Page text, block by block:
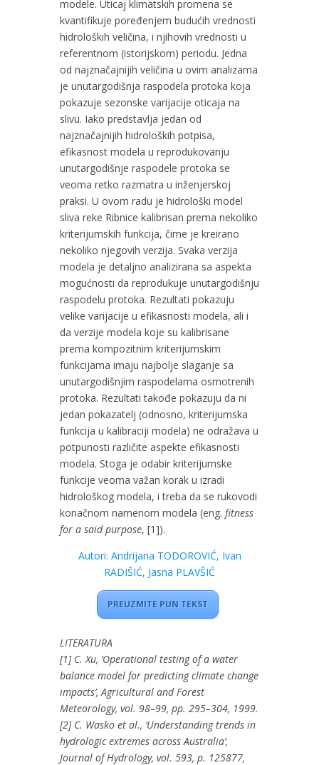
modele. Uticaj klimatskih promena se
kvantifikuje poređenjem budućih vrednosti
hidroloških veličina, i njihovih vrednosti u
referentnom (istorijskom) periodu. Jedna
od najznačajnijih veličina u ovim analizama
je unutargodišnja raspodela protoka koja
pokazuje sezonske varijacije oticaja na
slivu. Iako predstavlja jedan od
najznačajnijih hidroloških potpisa,
efikasnost modela u reprodukovanju
unutargodišnje raspodele protoka se
veoma retko razmatra u inženjerskoj
praksi. U ovom radu je hidrološki model
sliva reke Ribnice kalibrisan prema nekoliko
kriterijumskih funkcija, čime je kreirano
nekoliko njegovih verzija. Svaka verzija
modela je detaljno analizirana sa aspekta
mogućnosti da reprodukuje unutargodišnju
raspodelu protoka. Rezultati pokazuju
velike varijacije u efikasnosti modela, ali i
da verzije modela koje su kalibrisane
prema kompozitnim kriterijumskim
funkcijama imaju najbolje slaganje sa
unutargodišnjim raspodelama osmotrenih
protoka. Rezultati takođe pokazuju da ni
jedan pokazatelj (odnosno, kriterijumska
funkcija u kalibraciji modela) ne odražava u
potpunosti različite aspekte efikasnosti
modela. Stoga je odabir kriterijumske
funkcije veoma važan korak u izradi
hidrološkog modela, i treba da se rukovodi
konačnom namenom modela (eng. fitness
for a said purpose, [1]).
Autori: Andrijana TODOROVIĆ, Ivan
RADIŠIĆ, Jasna PLAVŠIĆ
PREUZMITE PUN TEKST
LITERATURA
[1] C. Xu, ‘Operational testing of a water
balance model for predicting climate change
impacts’, Agricultural and Forest
Meteorology, vol. 98–99, pp. 295–304, 1999.
[2] C. Wasko et al., ‘Understanding trends in
hydrologic extremes across Australia’,
Journal of Hydrology, vol. 593, p. 125877,